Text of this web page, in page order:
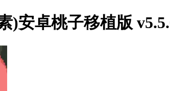
)安卓桃子移植版